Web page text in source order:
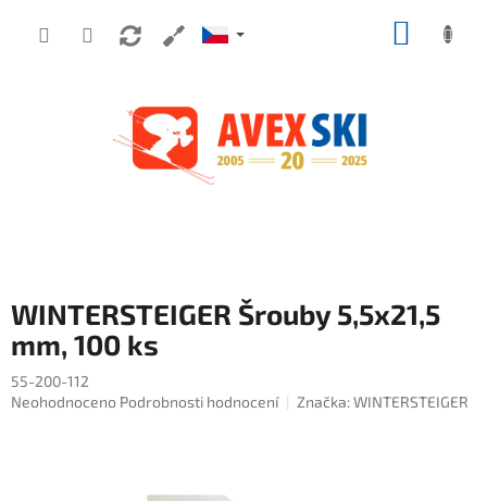
WINTERSTEIGER Šrouby 5,5x21,5
mm, 100 ks
55-200-112
Průměrné hodnocení produktu je 0,0 z 5 hvězdiček.
Neohodnoceno Podrobnosti hodnocení Značka:WINTERSTEIGER